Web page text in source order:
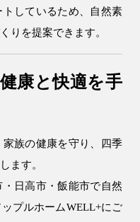
しているため、自然素
りを提案できます。
康と快適を手
族の健康を守り、四季
ます。
日高市・飯能市で自然
プルホームWELL+にご